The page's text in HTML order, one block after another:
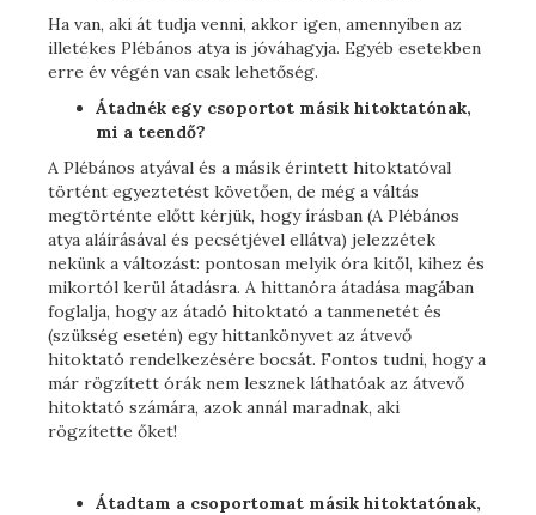
Ha van, aki át tudja venni, akkor igen, amennyiben az
illetékes Plébános atya is jóváhagyja. Egyéb esetekben
erre év végén van csak lehetőség.
Átadnék egy csoportot másik hitoktatónak,
mi a teendő?
A Plébános atyával és a másik érintett hitoktatóval
történt egyeztetést követően, de még a váltás
megtörténte előtt kérjük, hogy írásban (A Plébános
atya aláírásával és pecsétjével ellátva) jelezzétek
nekünk a változást: pontosan melyik óra kitől, kihez és
mikortól kerül átadásra. A hittanóra átadása magában
foglalja, hogy az átadó hitoktató a tanmenetét és
(szükség esetén) egy hittankönyvet az átvevő
hitoktató rendelkezésére bocsát. Fontos tudni, hogy a
már rögzített órák nem lesznek láthatóak az átvevő
hitoktató számára, azok annál maradnak, aki
rögzítette őket!
Átadtam a csoportomat másik hitoktatónak,